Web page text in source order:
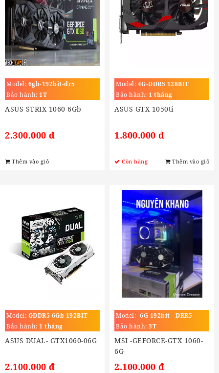
Model: 6gb-192bit-dr5
Bảo hành: 1T
ASUS STRIX 1060 6Gb
2.300.000 đ
Thêm vào giỏ
Model: 4G-DDR5 128BIT
Bảo hành: 1 tháng
ASUS GTX 1050ti
1.800.000 đ
Còn hàng Thêm vào giỏ
Model: GDDR5 6Gb 192BIT
Bảo hành: 1 tháng
ASUS DUAL- GTX1060-06G
2.100.000 đ
Model: -6G 192bit - DRR5
Bảo hành: 3T
MSI -GEFORCE-GTX 1060-
6G
2.100.000 đ